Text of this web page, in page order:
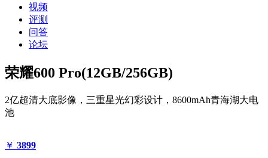
视频
评测
问答
论坛
荣耀600 Pro(12GB/256GB)
2亿超清大底影像，三重星光幻彩设计，8600mAh青海湖大电
池
￥ 3899